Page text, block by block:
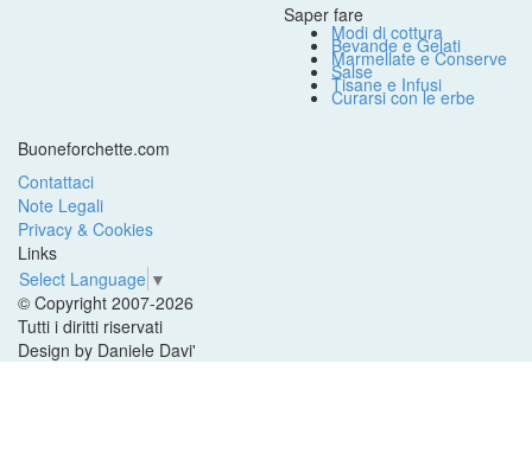
Saper fare
Modi di cottura
Bevande e Gelati
Marmellate e Conserve
Salse
Tisane e Infusi
Curarsi con le erbe
Buoneforchette.com
Contattaci
Note Legali
Privacy & Cookies
Links
Select Language ▼
© Copyright 2007-2026
Tutti i diritti riservati
Design by Daniele Davi'